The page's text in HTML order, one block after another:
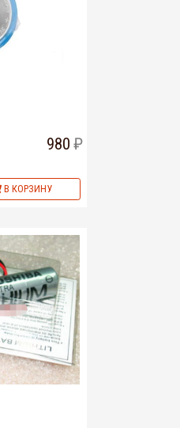
980
В КОРЗИНУ